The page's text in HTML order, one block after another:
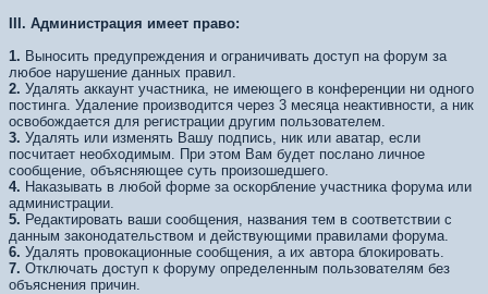
III. Администрация имеет право:
1. Выносить предупреждения и ограничивать доступ на форум за
любое нарушение данных правил.
2. Удалять аккаунт участника, не имеющего в конференции ни одного
постинга. Удаление производится через 3 месяца неактивности, а ник
освобождается для регистрации другим пользователем.
3. Удалять или изменять Вашу подпись, ник или аватар, если
посчитает необходимым. При этом Вам будет послано личное
сообщение, объясняющее суть произошедшего.
4. Наказывать в любой форме за оскорбление участника форума или
администрации.
5. Редактировать ваши сообщения, названия тем в соответствии с
данным законодательством и действующими правилами форума.
6. Удалять провокационные сообщения, а их автора блокировать.
7. Отключать доступ к форуму определенным пользователям без
объяснения причин.